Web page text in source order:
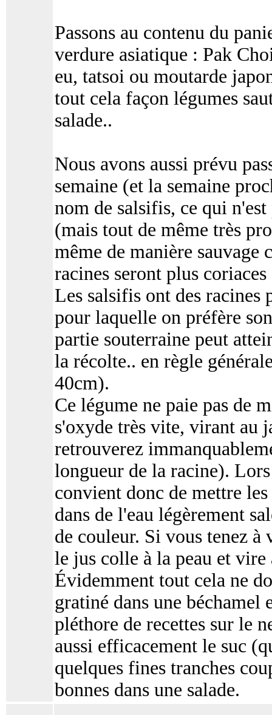
Passons au contenu du
verdure asiatique : Pak
eu, tatsoi ou moutarde
tout cela façon légumes
salade..
Nous avons aussi prévu
semaine (et la semaine
nom de salsifis, ce qui
(mais tout de même très
même de manière sauvage
racines seront plus
Les salsifis ont des racines
pour laquelle on préfère
partie souterraine peut
la récolte.. en règle
40cm).
Ce légume ne paie pas de
s'oxyde très vite, virant au
retrouverez
longueur de la racine).
convient donc de mettre
dans de l'eau légèrement
de couleur. Si vous tenez à
le jus colle à la peau et
Évidemment tout cela ne
gratiné dans une
pléthore de recettes sur le
aussi efficacement le suc
quelques fines tranches
bonnes dans une salade.